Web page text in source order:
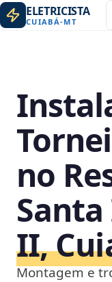
ELETRICISTA
CUIABÁ-MT
no
II,
Montagem e